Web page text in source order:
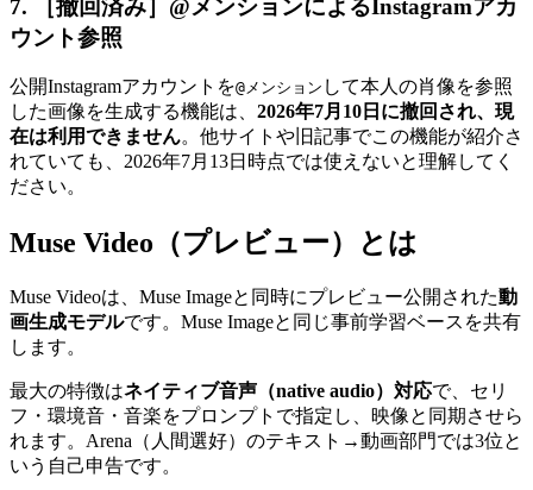
7. ［撤回済み］@メンションによるInstagramアカ
ウント参照
公開Instagramアカウントを@メンション して本人の肖像を参照
した画像を生成する機能は、 2026年7月10日に撤回され、現
在は利用できません。他サイトや旧記事でこの機能が紹介さ
れていても、2026年7月13日時点では使えないと理解してく
ださい。
Muse Video（プレビュー）とは
Muse Videoは、Muse Imageと同時にプレビュー公開された動
画生成モデルです。Muse Imageと同じ事前学習ベースを共有
します。
最大の特徴はネイティブ音声（native audio）対応で、セリ
フ・環境音・音楽をプロンプトで指定し、映像と同期させら
れます。Arena（人間選好）のテキスト→動画部門では3位と
いう自己申告です。